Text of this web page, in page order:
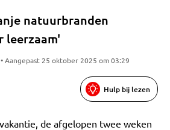
natuurbranden
leerzaam'
Aangepast 25 oktober 2025 om 03:29
Hulp bij lezen
de afgelopen twee weken